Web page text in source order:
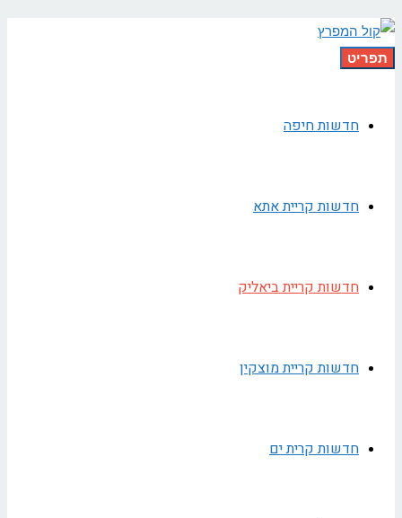
תפריט
חדשות חיפה
חדשות קריית אתא
חדשות קריית ביאליק
חדשות קריית מוצקין
חדשות קרית ים